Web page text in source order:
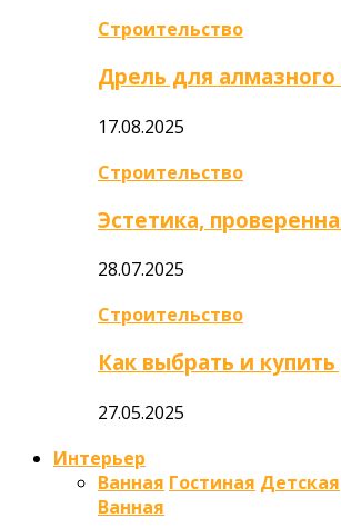
Строительство
Дрель для
17.08.2025
Строительство
Эстетика,
28.07.2025
Строительство
Как выбрать и
27.05.2025
Интерьер
Ванная Гостиная Детская
Ванная